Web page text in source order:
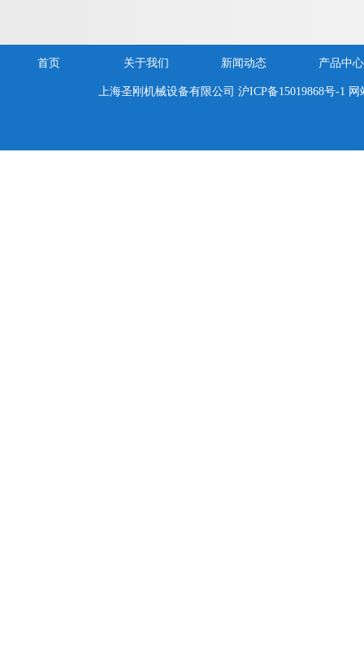
首页 关于我们 新闻动态 产品中心
上海圣刚机械设备有限公司沪ICP备15019868号-1 网